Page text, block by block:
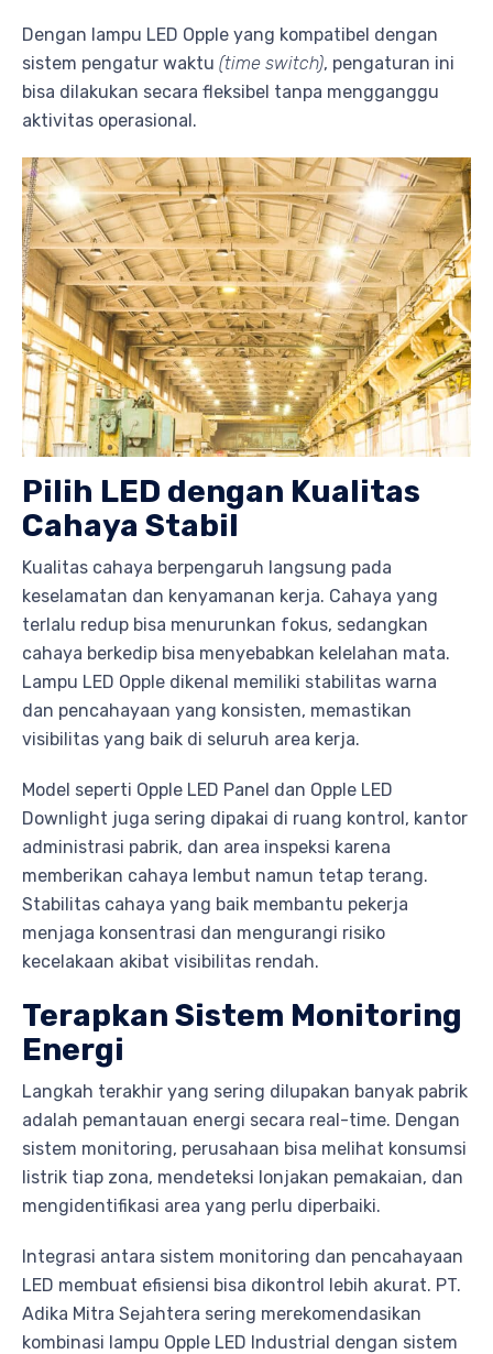
Dengan lampu LED Opple yang kompatibel dengan
sistem pengatur waktu (time switch), pengaturan ini
bisa dilakukan secara fleksibel tanpa mengganggu
aktivitas operasional.
Pilih LED dengan Kualitas
Cahaya Stabil
Kualitas cahaya berpengaruh langsung pada
keselamatan dan kenyamanan kerja. Cahaya yang
terlalu redup bisa menurunkan fokus, sedangkan
cahaya berkedip bisa menyebabkan kelelahan mata.
Lampu LED Opple dikenal memiliki stabilitas warna
dan pencahayaan yang konsisten, memastikan
visibilitas yang baik di seluruh area kerja.
Model seperti Opple LED Panel dan Opple LED
Downlight juga sering dipakai di ruang kontrol, kantor
administrasi pabrik, dan area inspeksi karena
memberikan cahaya lembut namun tetap terang.
Stabilitas cahaya yang baik membantu pekerja
menjaga konsentrasi dan mengurangi risiko
kecelakaan akibat visibilitas rendah.
Terapkan Sistem Monitoring
Energi
Langkah terakhir yang sering dilupakan banyak pabrik
adalah pemantauan energi secara real-time. Dengan
sistem monitoring, perusahaan bisa melihat konsumsi
listrik tiap zona, mendeteksi lonjakan pemakaian, dan
mengidentifikasi area yang perlu diperbaiki.
Integrasi antara sistem monitoring dan pencahayaan
LED membuat efisiensi bisa dikontrol lebih akurat. PT.
Adika Mitra Sejahtera sering merekomendasikan
kombinasi lampu Opple LED Industrial dengan sistem